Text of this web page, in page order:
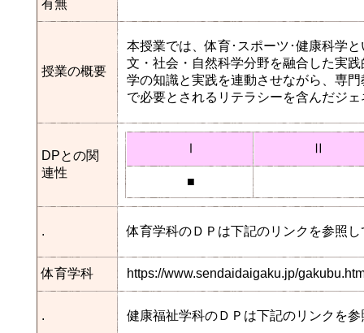
有無
授業の概要
本授業では、体育･スポーツ･健康科学
文・社会・自然科学分野を融合した実
学の知識と実践を連動させながら、専
で必要とされるリテラシーを含んだジ
DPとの関
連性
Ⅰ Ⅱ
■
. 体育学科のＤＰは下記のリンクを参照
体育学科 https://www.sendaidaigaku.jp/
. 健康福祉学科のＤＰは下記のリンクを